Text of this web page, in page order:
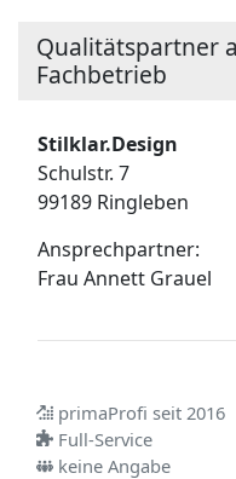
Qualitätspartner
Fachbetrieb
Stilklar.Design
Schulstr. 7
99189 Ringleben
Ansprechpartner:
Frau Annett Grauel
primaProfi seit 2016
Full-Service
keine Angabe